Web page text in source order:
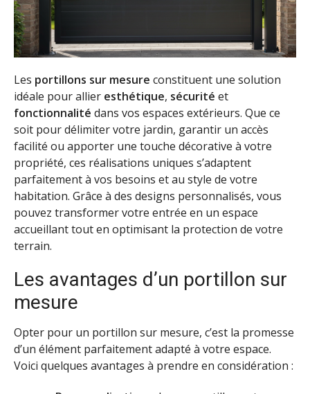
Les portillons sur mesure constituent une solution
idéale pour allier esthétique, sécurité et
fonctionnalité dans vos espaces extérieurs. Que ce
soit pour délimiter votre jardin, garantir un accès
facilité ou apporter une touche décorative à votre
propriété, ces réalisations uniques s’adaptent
parfaitement à vos besoins et au style de votre
habitation. Grâce à des designs personnalisés, vous
pouvez transformer votre entrée en un espace
accueillant tout en optimisant la protection de votre
terrain.
Les avantages d’un portillon sur
mesure
Opter pour un portillon sur mesure, c’est la promesse
d’un élément parfaitement adapté à votre espace.
Voici quelques avantages à prendre en considération :